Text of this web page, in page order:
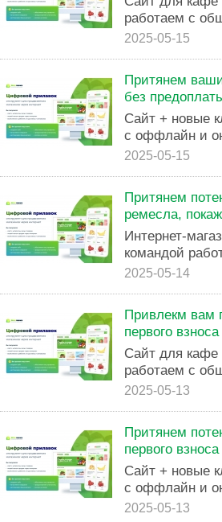
работаем с
2025-05-15
Притянем
без
Сайт + новые
с оффлайн и
2025-05-15
Притянем
ремесла,
Интернет-
командой
2025-05-14
Привлекм вам
первого взноса
Сайт для
работаем с
2025-05-13
Притянем
первого взноса
Сайт + новые
с оффлайн и
2025-05-13